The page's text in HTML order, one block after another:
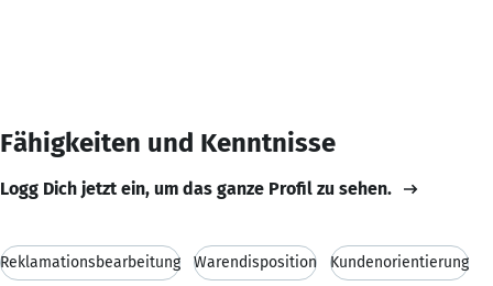
Fähigkeiten und Kenntnisse
Logg Dich jetzt ein, um das ganze Profil zu sehen.
Reklamationsbearbeitung Warendisposition Kundenorientierung